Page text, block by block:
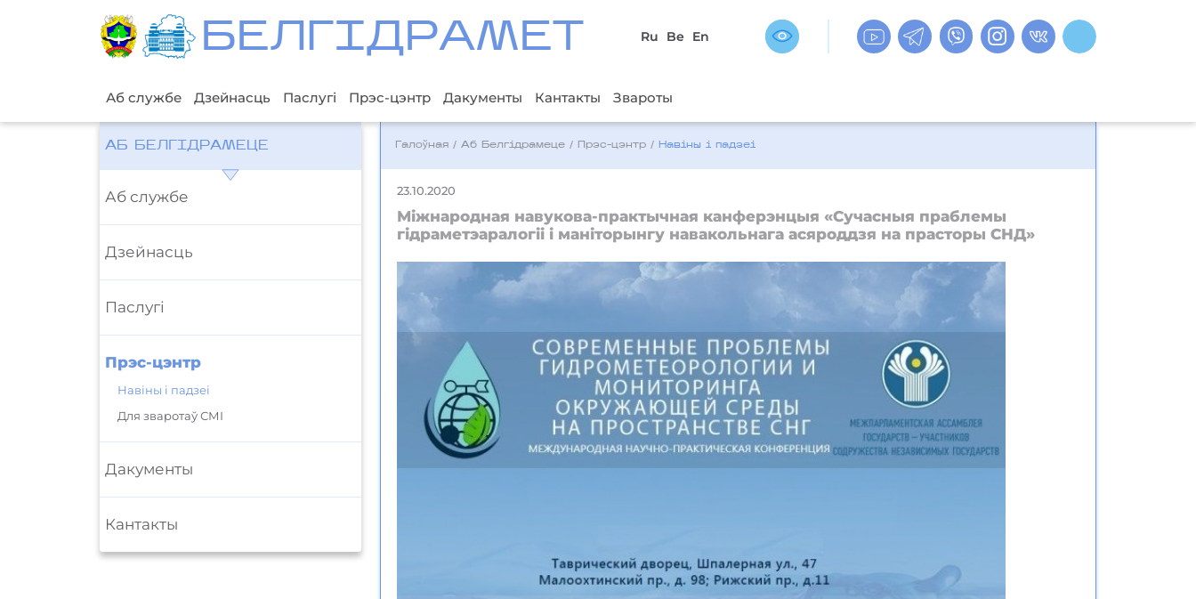
БЕЛГIДРAМЕТ Ru Be En
Аб службе Дзейнасць Паслугі Прэс-цэнтр Дакументы Кантакты Звароты
АБ БЕЛГІДРАМЕЦЕ
Аб службе
Дзейнасць
Паслугі
Прэс-цэнтр
Навіны і падзеі
Для зваротаў СМІ
Дакументы
Кантакты
Галоўная /Аб Белгідрамеце / Прэс-цэнтр / Навіны і падзеі
23.10.2020
Міжнародная навукова-практычная канферэнцыя «Сучасныя праблемы
гідраметэаралогіі і маніторынгу навакольнага асяроддзя на прасторы СНД»